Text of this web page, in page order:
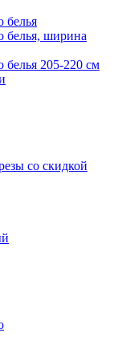
белья
белья, ширина
белья 205-220 см
со скидкой